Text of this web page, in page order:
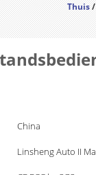
Thuis
China
Linsheng Auto II